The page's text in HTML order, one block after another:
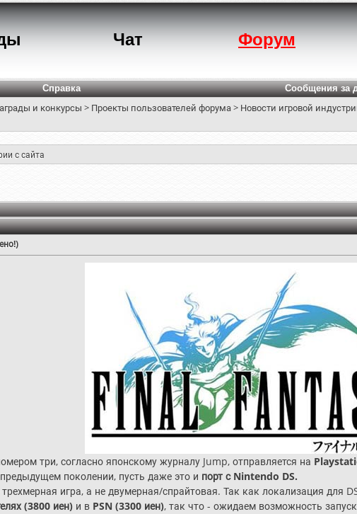
Чат Форум
Справка Сообщения за
и конкурсы > Проекты пользователей форума> Новости игровой
с сайта
три, согласно японскому журналу Jump, отправляется на
поколении, пусть даже это и порт с Nintendo DS.
игра, а не двумерная/спрайтовая. Так как локализация для
(3800 иен) и в PSN (3300 иен), так что - ожидаем возможность